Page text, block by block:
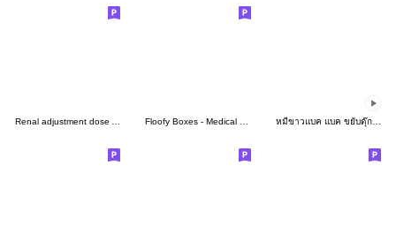
Renal adjustment dose Antibiotics Floofy Boxes - Medical Student หมีขาวแบค แบค ขยับดุ๊กดิ๊ก